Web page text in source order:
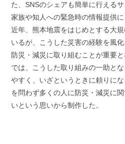
た、SNSのシェアも簡単に行える
家族や知人への緊急時の情報提供に
近年、熊本地震をはじめとする大
いるが、こうした災害の経験を風
防災・減災に取り組むことが重要
では、こうした取り組みの一助と
やすく、いざというときに頼りに
を問わず多くの人に防災・減災に
いという思いから制作した。